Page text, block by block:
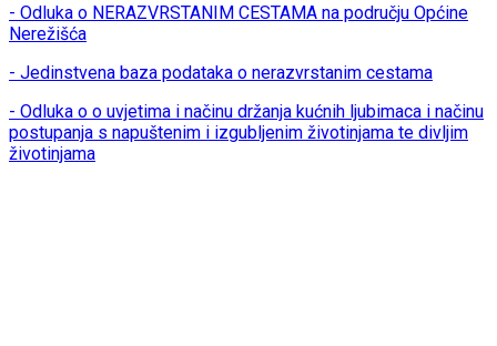
- Odluka o NERAZVRSTANIM CESTAMA na području Općine
Nerežišća
- Jedinstvena baza podataka o nerazvrstanim cestama
- Odluka o o uvjetima i načinu držanja kućnih ljubimaca i načinu
postupanja s napuštenim i izgubljenim životinjama te divljim
životinjama